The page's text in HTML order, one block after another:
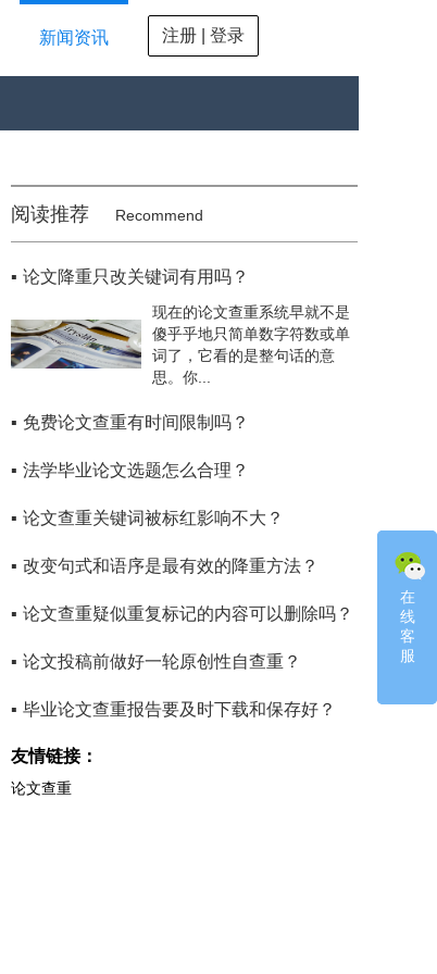
新闻资讯 注册 | 登录
在
线
客
服
阅读推荐 Recommend
▪ 论文降重只改关键词有用吗？
现在的论文查重系统早就不是
傻乎乎地只简单数字符数或单
词了，它看的是整句话的意
思。你...
▪ 免费论文查重有时间限制吗？
▪ 法学毕业论文选题怎么合理？
▪ 论文查重关键词被标红影响不大？
▪ 改变句式和语序是最有效的降重方法？
▪ 论文查重疑似重复标记的内容可以删除吗？
▪ 论文投稿前做好一轮原创性自查重？
▪ 毕业论文查重报告要及时下载和保存好？
友情链接：
论文查重
在
线
客
服